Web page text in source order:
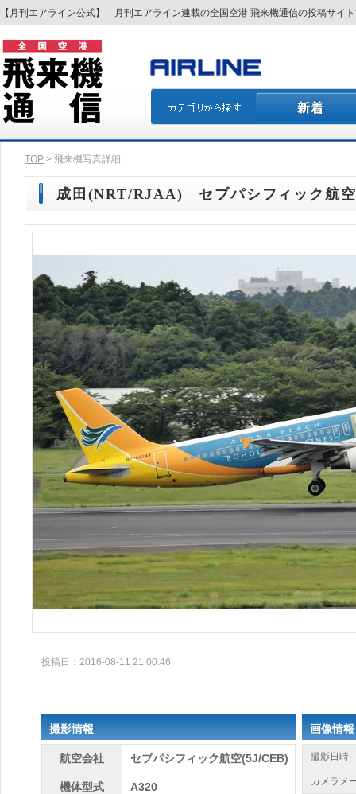
【月刊エアライン公式】 月刊エアライン連載の全国空港 飛来機通信の投稿サイ
TOP > 飛来機写真詳細
成田(NRT/RJAA) セブパシフィック航
投稿日：2016-08-11 21:00:46
撮影情報
航空会社 セブパシフィック航空(5J/CEB)
機体型式 A320
画像情報
撮影日時
カメラメ